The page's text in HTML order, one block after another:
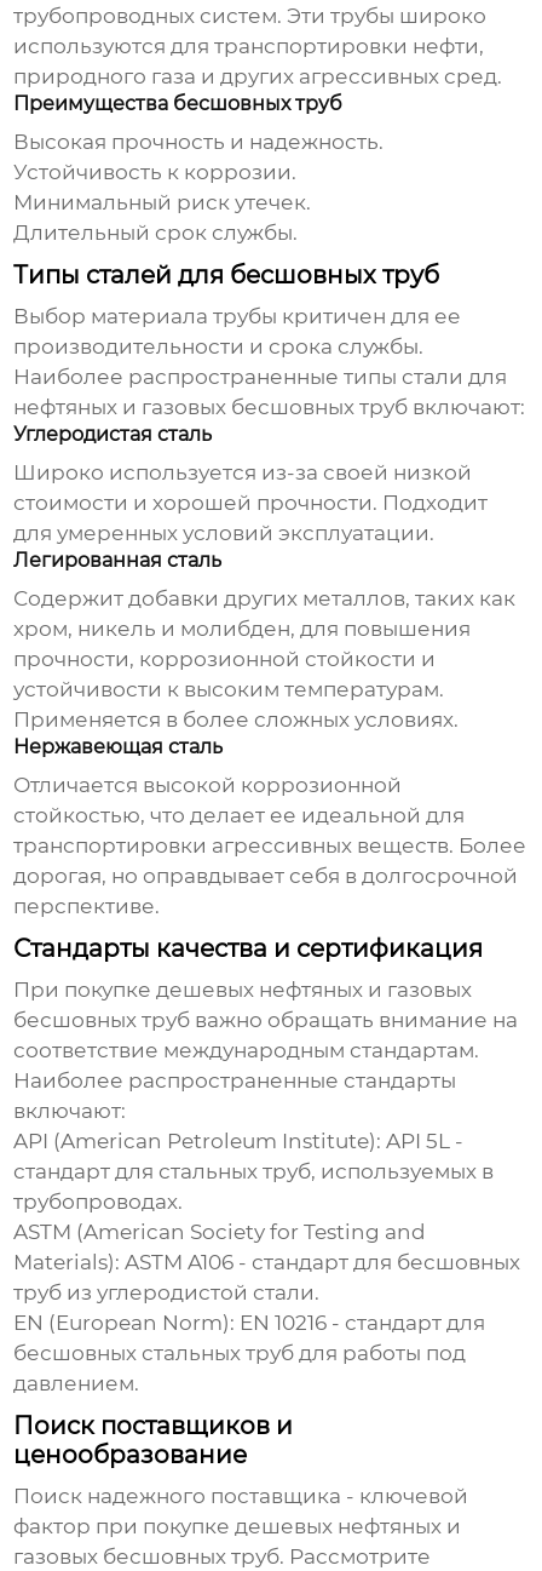
трубопроводных систем. Эти трубы широко
используются для транспортировки нефти,
природного газа и других агрессивных сред.
Преимущества бесшовных труб
Высокая прочность и надежность.
Устойчивость к коррозии.
Минимальный риск утечек.
Длительный срок службы.
Типы сталей для бесшовных труб
Выбор материала трубы критичен для ее
производительности и срока службы.
Наиболее распространенные типы стали для
нефтяных и газовых бесшовных труб включают:
Углеродистая сталь
Широко используется из-за своей низкой
стоимости и хорошей прочности. Подходит
для умеренных условий эксплуатации.
Легированная сталь
Содержит добавки других металлов, таких как
хром, никель и молибден, для повышения
прочности, коррозионной стойкости и
устойчивости к высоким температурам.
Применяется в более сложных условиях.
Нержавеющая сталь
Отличается высокой коррозионной
стойкостью, что делает ее идеальной для
транспортировки агрессивных веществ. Более
дорогая, но оправдывает себя в долгосрочной
перспективе.
Стандарты качества и сертификация
При покупкедешевых нефтяных и газовых
бесшовных труб важно обращать внимание на
соответствие международным стандартам.
Наиболее распространенные стандарты
включают:
API (American Petroleum Institute): API 5L -
стандарт для стальных труб, используемых в
трубопроводах.
ASTM (American Society for Testing and
Materials): ASTM A106 - стандарт для бесшовных
труб из углеродистой стали.
EN (European Norm): EN 10216 - стандарт для
бесшовных стальных труб для работы под
давлением.
Поиск поставщиков и
ценообразование
Поиск надежного поставщика - ключевой
фактор при покупкедешевых нефтяных и
газовых бесшовных труб. Рассмотрите